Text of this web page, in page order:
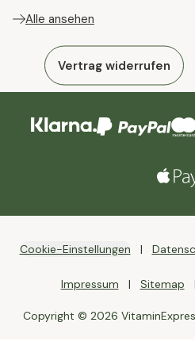
Alle ansehen
Vertrag widerrufen
Cookie-Einstellungen
Impressum Sitemap
Copyright © 2026